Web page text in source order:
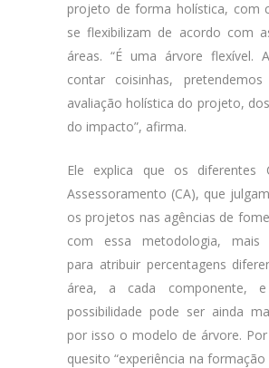
projeto de forma holística, com
se flexibilizam de acordo com
áreas. “É uma árvore flexível.
contar coisinhas,
avaliação holística do projeto,
do impacto”, afirma.
Ele explica que os diferentes
Assessoramento (CA), que
os projetos nas agências de
com essa metodologia, mais
para atribuir percentagens
área, a cada componente,
possibilidade pode ser ainda
por isso o modelo de árvore.
quesito “experiência na